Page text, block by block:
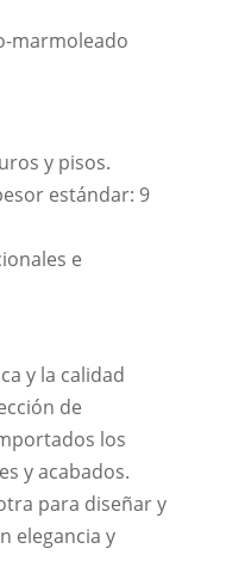
marmoleado
y pisos.
estándar: 9
e
y la calidad
de
los
y acabados.
para diseñar y
elegancia y